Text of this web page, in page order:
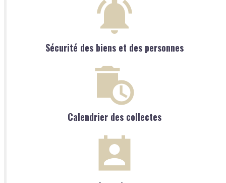
Sécurité des biens et des personnes
Calendrier des collectes